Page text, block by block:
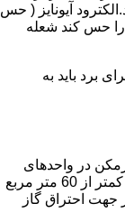
آیونایز ( حس
را حس کند شعله
برد باید به
در واحدهای
مسکونی و غیر مسکونی که مسحت آن ها کمتر از 60 متر مربع
جهت احتراق گاز